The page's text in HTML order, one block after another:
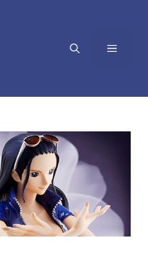
MENU